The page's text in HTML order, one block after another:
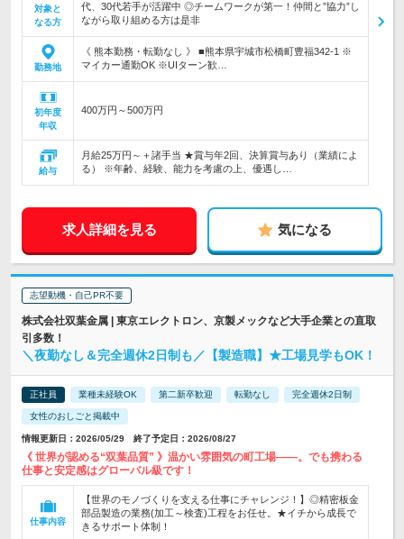
対象と
なる方
代、30代若手が活躍中 ◎チームワークが第一！仲間と”協力”し
ながら取り組める方は是非
勤務地
《 熊本勤務・転勤なし 》 ■熊本県宇城市松橋町豊福342-1 ※
マイカー通勤OK ※UIターン歓…
初年度
年収
400万円～500万円
給与
月給25万円～＋諸手当 ★賞与年2回、決算賞与あり（業績によ
る） ※年齢、経験、能力を考慮の上、優遇し…
求人詳細を見る 気になる
志望動機・自己PR不要
株式会社双葉金属 | 東京エレクトロン、京製メックなど大手企業との直取
引多数！
＼夜勤なし＆完全週休2日制も／【製造職】★工場見学もOK！
正社員 業種未経験OK 第二新卒歓迎 転勤なし 完全週休2日制
女性のおしごと掲載中
情報更新日：2026/05/29 終了予定日：2026/08/27
《 世界が認める“双葉品質” 》温かい雰囲気の町工場――。でも携わる
仕事と安定感はグローバル級です！
仕事内容
【世界のモノづくりを支える仕事にチャレンジ！】◎精密板金
部品製造の業務(加工～検査)工程をお任せ。★イチから成長で
きるサポート体制！